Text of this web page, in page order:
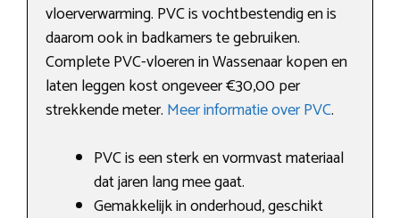
vloerverwarming. PVC is vochtbestendig en is
daarom ook in badkamers te gebruiken.
Complete PVC-vloeren in Wassenaar kopen en
laten leggen kost ongeveer €30,00 per
strekkende meter. Meer informatie over PVC.
PVC is een sterk en vormvast materiaal
dat jaren lang mee gaat.
Gemakkelijk in onderhoud, geschikt